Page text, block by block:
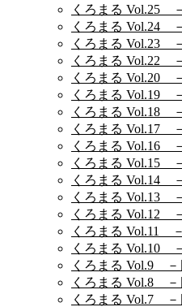
くろまる Vol.25
くろまる Vol.24
くろまる Vol.23
くろまる Vol.22
くろまる Vol.20
くろまる Vol.19
くろまる Vol.18
くろまる Vol.17
くろまる Vol.16
くろまる Vol.15
くろまる Vol.14
くろまる Vol.13
くろまる Vol.12
くろまる Vol.11
くろまる Vol.10
くろまる Vol.9 －
くろまる Vol.8 －
くろまる Vol.7 －